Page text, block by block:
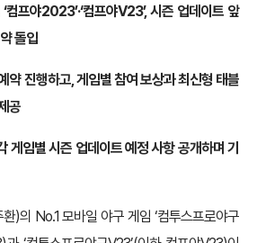
프야2023’·‘컴프야V23’, 시즌 업데이트 앞
돌입
약 진행하고, 게임별 참여 보상과 최신형 태블
공
게임별 시즌 업데이트 예정 사항 공개하며 기
)의 No.1 모바일 야구 게임 ‘컴투스프로야구